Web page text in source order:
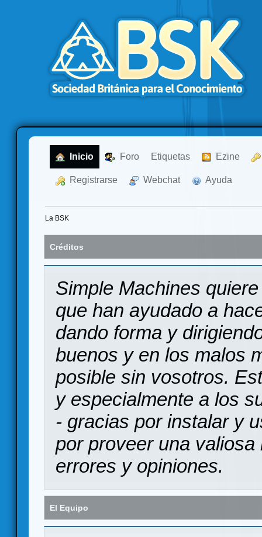
Inicio Foro Etiquetas Ezine
Registrarse Webchat Ayuda
La BSK
Créditos
Simple Machines
que han ayudado a
dando forma y
buenos y en los malos
posible sin vosotros.
y especialmente a los
- gracias por instalar y
por proveer una
errores y opiniones.
El Equipo